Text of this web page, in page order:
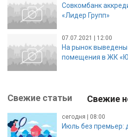
Совкомбанк
«Лидер Групп»
07.07.2021 | 12:00
На рынок
помещения в ЖК
Свежие статьи Свежие
сегодня | 08:00
Июль без премьер: